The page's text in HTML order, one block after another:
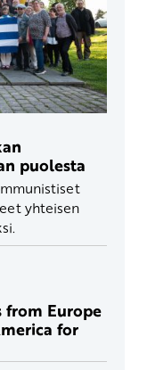
puolesta
yhteisen
from Europe
for